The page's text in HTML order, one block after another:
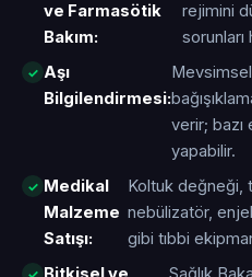
ve Farmasötik
Bakım:
rejimini
Aşı
Bilgilendirmesi:
verir; bazı
yapabilir.
Medikal
Malzeme
Satışı:
Koltuk değneği,
nebülizatör,
gibi tıbbi